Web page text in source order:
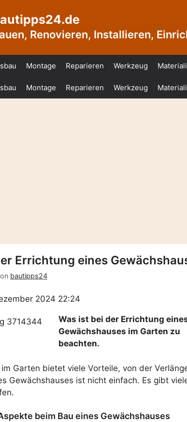
Renovieren, Installieren,
Montage Reparieren Werkzeug
Montage Reparieren Werkzeug
Errichtung eines
bautipps24
2024 22:24
Was ist bei der Errichtung
Gewächshauses im Garten zu
beachten.
im Garten bietet viele Vorteile, von der
Gewächshauses ist nicht einfach. Es gibt
beim Bau eines Gewächshauses